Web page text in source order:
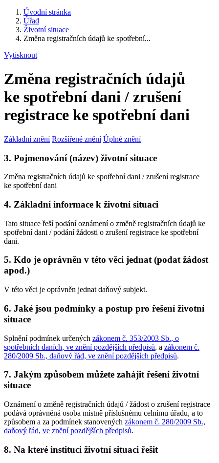
Úvodní stránka
Úřad
Životní situace
Změna registračních údajů ke spotřební...
Vytisknout
Změna registračních údajů
ke spotřební dani / zrušení
registrace ke spotřební dani
Základní znění Rozšířené znění Úplné znění
3. Pojmenování (název) životní situace
Změna registračních údajů ke spotřební dani / zrušení registrace
ke spotřební dani
4. Základní informace k životní situaci
Tato situace řeší podání oznámení o změně registračních údajů ke
spotřební dani / podání žádosti o zrušení registrace ke spotřební
dani.
5. Kdo je oprávněn v této věci jednat (podat žádost
apod.)
V této věci je oprávněn jednat daňový subjekt.
6. Jaké jsou podmínky a postup pro řešení životní
situace
Splnění podmínek určených zákonem č. 353/2003 Sb., o
spotřebních daních, ve znění pozdějších předpisů, a zákonem č.
280/2009 Sb., daňový řád, ve znění pozdějších předpisů.
7. Jakým způsobem můžete zahájit řešení životní
situace
Oznámení o změně registračních údajů / žádost o zrušení registrace
podává oprávněná osoba místně příslušnému celnímu úřadu, a to
způsobem a za podmínek stanovených zákonem č. 280/2009 Sb.,
daňový řád, ve znění pozdějších předpisů.
8. Na které instituci životní situaci řešit